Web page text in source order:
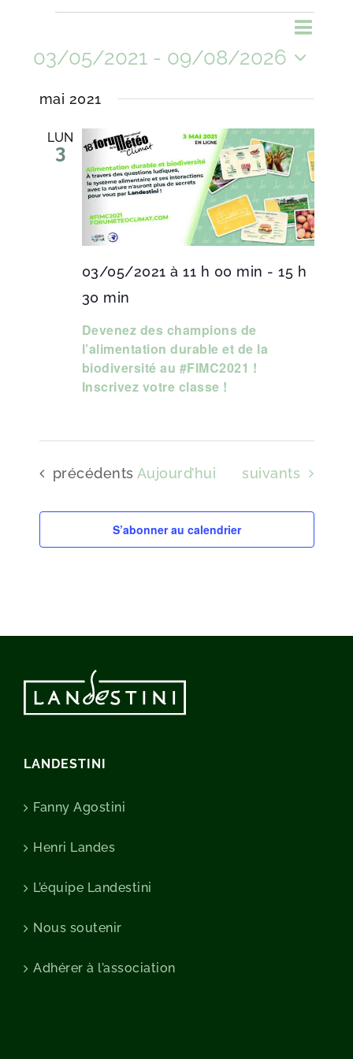
et
vues
Recherche
de
Liste
03/05/2021 - 09/08/2026
Sélectionnez
une
date.
mai 2021
LUN
3
Devenez des champions de
l’alimentation durable et de la
biodiversité au #FIMC2021 !
Inscrivez votre classe !
03/05/2021 à 11 h 00 min - 15 h
30 min
Évènements
précédents Aujourd’hui Évènements
suivants
S’abonner au calendrier
LANDESTINI
Fanny Agostini
Henri Landes
L’équipe Landestini
Nous soutenir
Adhérer à l’association